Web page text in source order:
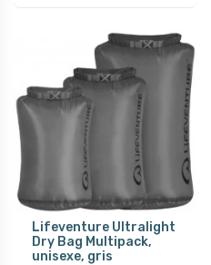
Lifeventure Ultralight
Dry Bag Multipack,
unisexe, gris